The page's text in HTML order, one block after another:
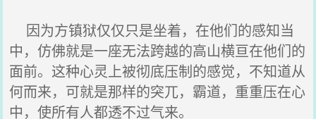
因为方镇狱仅仅只是坐着，在他们的感知当
中，仿佛就是一座无法跨越的高山横亘在他们的
面前。这种心灵上被彻底压制的感觉，不知道从
何而来，可就是那样的突兀，霸道，重重压在心
中，使所有人都透不过气来。